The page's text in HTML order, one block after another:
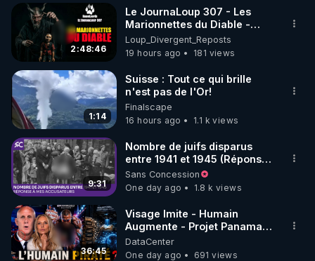
2:48:46
Le JournaLoup 307 - Les
Marionnettes du Diable -
Loup Divergent 2026.08.07
Loup_Divergent_Reposts
19 hours ago
181 views
1:14
Suisse : Tout ce qui brille
n'est pas de l'Or!
Finalscape
16 hours ago
1.1 k views
9:31
Nombre de juifs disparus
entre 1941 et 1945 (Réponse
à mes accusateurs)
Sans Concession
One day ago
1.8 k views
36:45
Visage Imite - Humain
Augmente - Projet Panama
AI - Bienvenue dans la
dystopie - Mazikeen
DataCenter
One day ago
691 views